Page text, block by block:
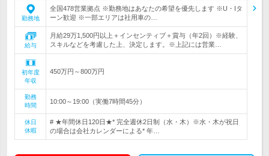
勤務地
全国478営業拠点 ※勤務地はあなたの希望を優先します ※U・Iタ
ーン歓迎 ※一部エリアは社用車の…
給与
月給29万1,500円以上＋インセンティブ＋賞与（年2回）※経験、
スキルなどを考慮した上、決定します。※上記には営業…
初年度
年収
450万円～800万円
勤務
時間
10:00～19:00（実働7時間45分）
休日
休暇
# ★年間休日120日★* 完全週休2日制（水・木）※水・木が祝日
の場合は会社カレンダーによる* 年…